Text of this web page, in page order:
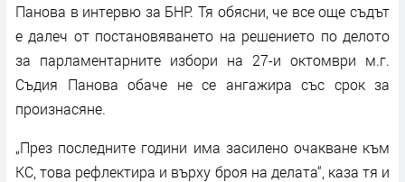
Панова в интервю за БНР. Тя обясни, че все още съдът
е далеч от постановяването на решението по делото
за парламентарните избори на 27-и октомври м.г.
Съдия Панова обаче не се ангажира със срок за
произнасяне.
„През последните години има засилено очакване към
КС, това рефлектира и върху броя на делата“, каза тя и